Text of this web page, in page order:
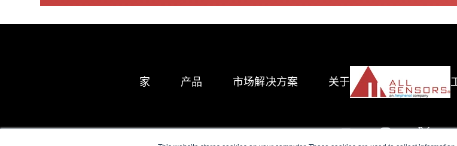
家 产品 市场解决方案 关于